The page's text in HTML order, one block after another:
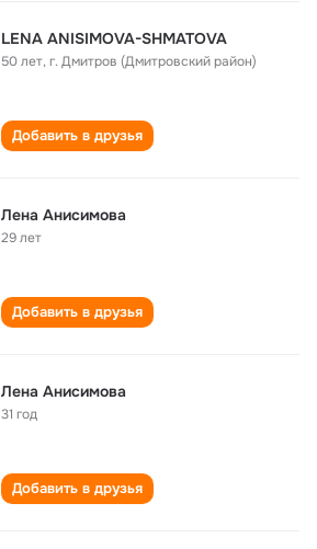
LENA ANISIMOVA-SHMATOVA
50 лет,г. Дмитров (Дмитровский район)
Добавить в друзья
Лена Анисимова
29 лет
Добавить в друзья
Лена Анисимова
31 год
Добавить в друзья